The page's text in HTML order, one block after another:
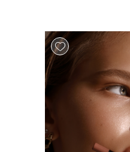
Add wishlist